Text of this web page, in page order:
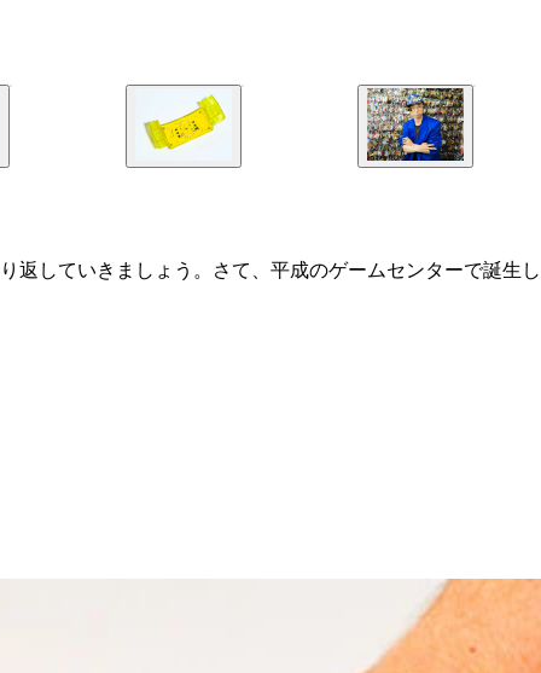
返していきましょう。さて、平成のゲームセンターで誕生し